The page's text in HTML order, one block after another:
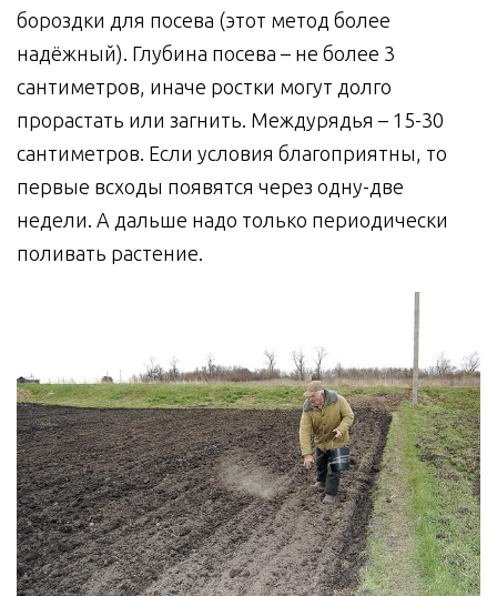
бороздки для посева (этот метод более
надёжный). Глубина посева – не более 3
сантиметров, иначе ростки могут долго
прорастать или загнить. Междурядья – 15-30
сантиметров. Если условия благоприятны, то
первые всходы появятся через одну-две
недели. А дальше надо только периодически
поливать растение.